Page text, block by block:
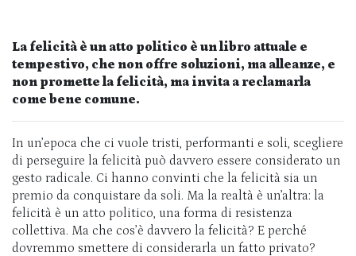
La felicità è un atto politico è un libro attuale e
tempestivo, che non offre soluzioni, ma alleanze, e
non promette la felicità, ma invita a reclamarla
come bene comune.
In un’epoca che ci vuole tristi, performanti e soli, scegliere
di perseguire la felicità può davvero essere considerato un
gesto radicale. Ci hanno convinti che la felicità sia un
premio da conquistare da soli. Ma la realtà è un’altra: la
felicità è un atto politico, una forma di resistenza
collettiva. Ma che cos’è davvero la felicità? E perché
dovremmo smettere di considerarla un fatto privato?